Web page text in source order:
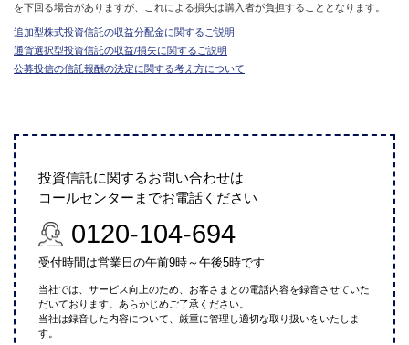
を下回る場合がありますが、これによる損失は購入者が負担することとなります。
追加型株式投資信託の収益分配金に関するご説明
通貨選択型投資信託の収益/損失に関するご説明
公募投信の信託報酬の決定に関する考え方について
投資信託に関するお問い合わせは
コールセンターまでお電話ください
0120-104-694
受付時間は営業日の午前9時～午後5時です
当社では、サービス向上のため、お客さまとの電話内容を録音させていた
だいております。あらかじめご了承ください。
当社は録音した内容について、厳重に管理し適切な取り扱いをいたしま
す。